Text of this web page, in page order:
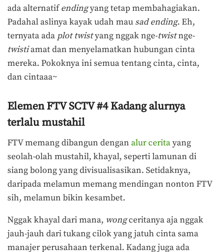
ada alternatifendingyang tetap membahagiakan.
Padahal aslinya kayak udah mau sad ending. Eh,
ternyata ada plot twistyang nggak nge-twistnge-
twistiamat dan menyelamatkan hubungan cinta
mereka. Pokoknya ini semua tentang cinta, cinta,
dan cintaaa~
Elemen FTV SCTV #4 Kadang alurnya
terlalu mustahil
FTV memang dibangun dengan alur ceritayang
seolah-olah mustahil, khayal, seperti lamunan di
siang bolong yang divisualisasikan. Setidaknya,
daripada melamun memang mendingan nonton FTV
sih, melamun bikin kesambet.
Nggak khayal dari mana, wongceritanya aja nggak
jauh-jauh dari tukang cilok yang jatuh cinta sama
manajer perusahaan terkenal. Kadang juga ada